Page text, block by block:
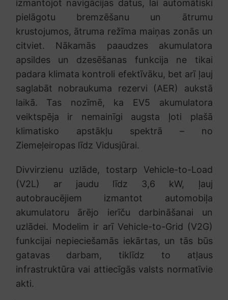
izmantojot navigācijas datus, lai automātiski
pielāgotu bremzēšanu un ātrumu
krustojumos, ātruma režīma maiņas zonās un
citviet. Nākamās paaudzes akumulatora
apsildes un dzesēšanas funkcija ne tikai
padara klimata kontroli efektīvāku, bet arī ļauj
saglabāt nobraukuma rezervi (AER) aukstā
laikā. Tas nozīmē, ka EV5 akumulatora
veiktspēja ir nemainīgi augsta ļoti plašā
klimatisko apstākļu spektrā – no
Ziemeļeiropas līdz Vidusjūrai.
Divvirzienu uzlāde, tostarp Vehicle-to-Load
(V2L) ar jaudu līdz 3,6 kW, ļauj
autobraucējiem izmantot automobiļa
akumulatoru ārējo ierīču darbināšanai un
uzlādei. Modelim ir arī Vehicle-to-Grid (V2G)
funkcijai nepieciešamās iekārtas, un tās būs
gatavas darbam, tiklīdz to atļaus
infrastruktūra vai attiecīgās valsts normatīvie
akti.